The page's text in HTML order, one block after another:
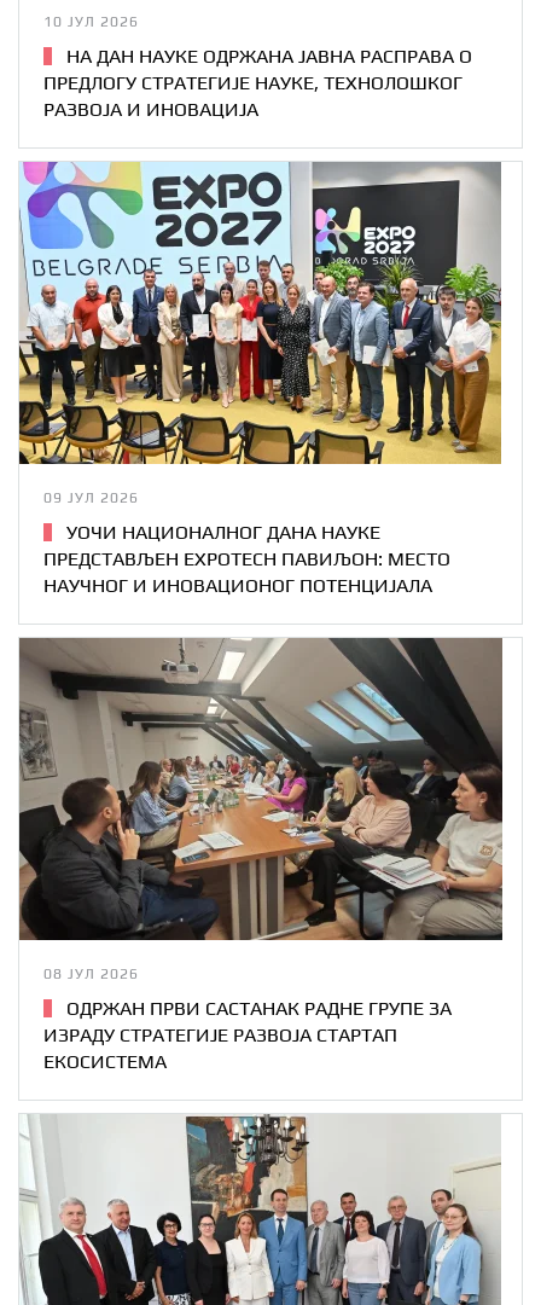
10 ЈУЛ 2026
НА ДАН НАУКЕ ОДРЖАНА ЈАВНА РАСПРАВА О
ПРЕДЛОГУ СТРАТЕГИЈЕ НАУКЕ, ТЕХНОЛОШКОГ
РАЗВОЈА И ИНОВАЦИЈА
09 ЈУЛ 2026
УОЧИ НАЦИОНАЛНОГ ДАНА НАУКЕ
ПРЕДСТАВЉЕН EXPOTECH ПАВИЉОН: МЕСТО
НАУЧНОГ И ИНОВАЦИОНОГ ПОТЕНЦИЈАЛА
08 ЈУЛ 2026
ОДРЖАН ПРВИ САСТАНАК РАДНЕ ГРУПЕ ЗА
ИЗРАДУ СТРАТЕГИЈЕ РАЗВОЈА СТАРТАП
ЕКОСИСТЕМА